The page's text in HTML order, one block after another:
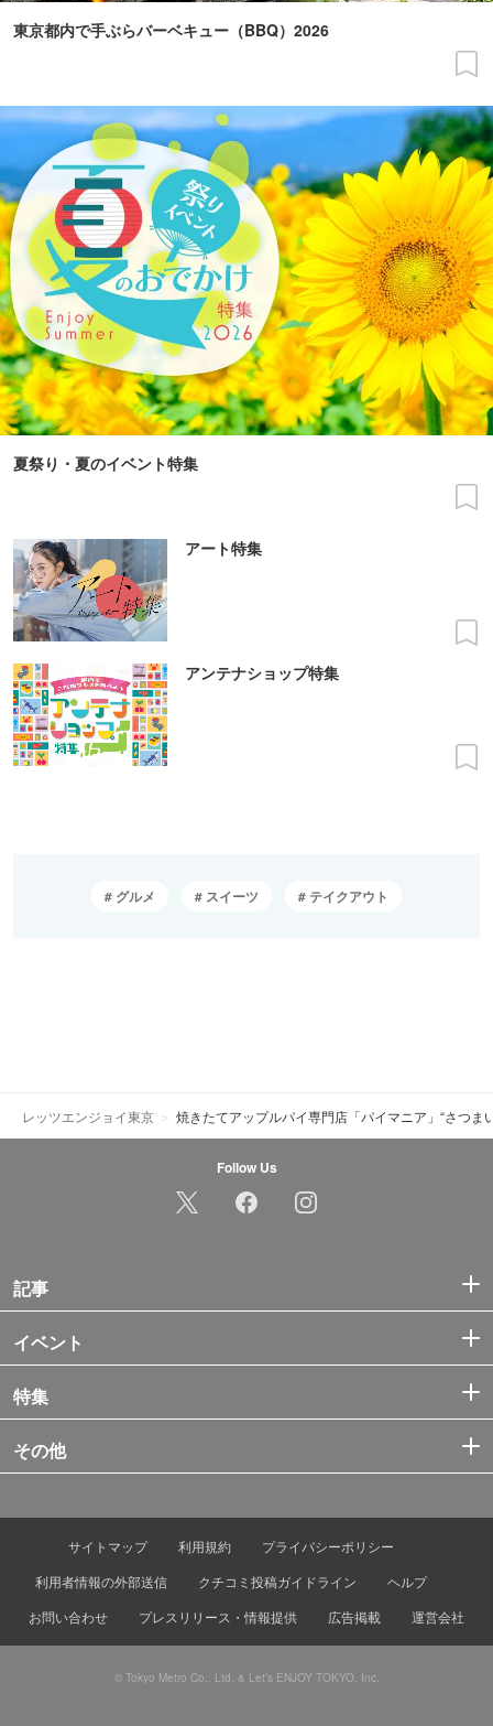
東京都内で手ぶらバーベキュー（BBQ）2026
夏祭り・夏のイベント特集
アート特集
アンテナショップ特集
グルメ スイーツ テイクアウト
レッツエンジョイ東京 焼きたてアップルパイ専門店「パイマニア」“さつま
Follow Us
記事
イベント
特集
その他
サイトマップ 利用規約
プライバシーポリシー
利用者情報の外部送信
クチコミ投稿ガイドライン
ヘルプ
お問い合わせ
プレスリリース・情報提供 広告掲載 運営会社
© Tokyo Metro Co., Ltd. & Let’s ENJOY TOKYO, Inc.